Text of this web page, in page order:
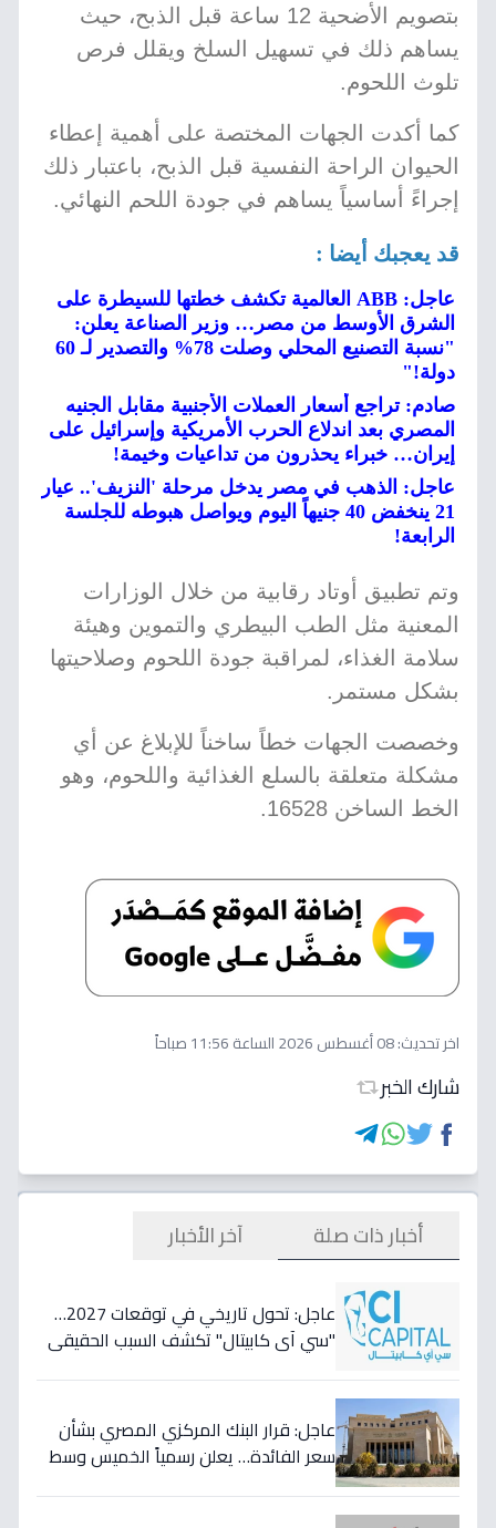
بتصويم الأضحية 12 ساعة قبل الذبح، حيث
يساهم ذلك في تسهيل السلخ ويقلل فرص
تلوث اللحوم.
كما أكدت الجهات المختصة على أهمية إعطاء
الحيوان الراحة النفسية قبل الذبح، باعتبار ذلك
إجراءً أساسياً يساهم في جودة اللحم النهائي.
قد يعجبك أيضا :
عاجل: ABB العالمية تكشف خطتها للسيطرة على
الشرق الأوسط من مصر… وزير الصناعة يعلن:
"نسبة التصنيع المحلي وصلت 78% والتصدير لـ 60
دولة!"
صادم: تراجع أسعار العملات الأجنبية مقابل الجنيه
المصري بعد اندلاع الحرب الأمريكية وإسرائيل على
إيران… خبراء يحذرون من تداعيات وخيمة!
عاجل: الذهب في مصر يدخل مرحلة 'النزيف'.. عيار
21 ينخفض 40 جنيهاً اليوم ويواصل هبوطه للجلسة
الرابعة!
وتم تطبيق أوتاد رقابية من خلال الوزارات
المعنية مثل الطب البيطري والتموين وهيئة
سلامة الغذاء، لمراقبة جودة اللحوم وصلاحيتها
بشكل مستمر.
وخصصت الجهات خطاً ساخناً للإبلاغ عن أي
مشكلة متعلقة بالسلع الغذائية واللحوم، وهو
الخط الساخن 16528.
اخر تحديث:08 أغسطس 2026 الساعة 11:56 صباحاً
شارك الخبر
أخبار ذات صلة آخر الأخبار
عاجل: تحول تاريخي في توقعات 2027…
"سي آي كابيتال" تكشف السبب الحقيقي
عاجل: قرار البنك المركزي المصري بشأن
سعر الفائدة… يعلن رسمياً الخميس وسط